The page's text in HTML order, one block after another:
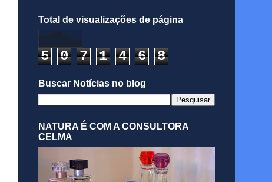
Total de visualizações de página
5 0 7 1 4 6 8
Buscar Notícias no blog
NATURA É COM A CONSULTORA
CELMA